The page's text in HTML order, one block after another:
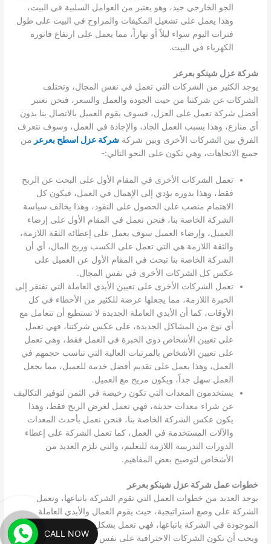
الجو الخارجي جيد، وهو يعتبر من العوامل السلبية في البيت،
وهذا يعمل على تشغيل المكيفات والمراوح في البيت على طول
فترات اليوم سواء ليلاً أو نهاراً، مما يعمل على ارتفاع فاتوره
الكهرباء في البيت.
شركة عزل شينكو بعرعر
يوجد الكثير من الشركات التي تعمل في نفس المجال، وتختلف
الشركات عن شركتنا من حيث الجودة والعمل والسعر، فنحن نعتبر
أفضل شركة تعمل على العزل، فسوف يقوم العميل بالاتصال بنا بدون
أي منازع، وهذا بسبب العمل الجاد، والإجادة في العمل، وسوف نتعرف
الفرق بين الشركات الأخرى وبين شركةشركة عزل اسطح بعرعر من
جميع الاتجاهات، وهي تكون على النحو التالي:-
تعمل الشركات الأخرى في المقام الأول على البحث عن الربح
فقط، وهذا بدوره يؤدي إلى الإهمال في العمل، فيكون كل
الاهتمام منصب على الحصول على النقود، وهذا يخالف سياسة
الشركة الخاصة بنا، فنحن نعمل في المقام الأول على إرضاء
العميل، وإرضاء العميل سوف يعمل على إعطائه الثقة اللازمة،
والثقة اللازمة هي التي تعمل على الكسب وربح المال، أي أن
الشركة الخاصة بنا تبحث في المقام الأول عن العميل على
عكس كل الشركات الأخرى في نفس المجال.
تعمل الشركات الأخرى على تعيين الأيدي العاملة التي تفتقر إلى
الخبرة اللازمة، مما يجعلها عرضة للكثير من الأخطاء في كل
الأوقات، كما أن الأيدي العاملة الجديدة لا تستطيع أن تتعامل مع
أي نوع من المشاكل الجديدة، على عكس شركتنا، فهي تعمل
على تعيين الأشخاص ذوي الخبرة في العمل فقط، وهي تعمل
على تعيين الأشخاص بالمرتبات العالية التي تناسب حجمهم في
العمل، وهذا يعمل على تقديم أفضل خدمة للعميل، مما يجعل
العمل سهل جداً، ويكون مريح مع العميل.
يستخدمون المعدات التي تكون رخيصة في الثمن لتوفير التكاليف
عن شراء معدات حديثة، فهي تعمل لغرض الربح فقط، وهذا
يكون عكس الشركة الخاصة بنا، فنحن نعمل بأحدث المعدات
والآلات المستخدمة في العمل، كما تعمل الشركة على إعطاء
الدورات التدريبية اللازمة للتعليم، والتي تلزم العديد من
الأشخاص لتوضيح بعض المفاهيم.
خطوات عمل شركة عزل شينكو بعرعر
يوجد العديد من خطوات العمل التي تقوم الشركة باتباعها، وتعمل
الشركة على وضع استراتيجية، حيث يقوم العمال والأيدي العاملة
الموجودة في الشركة باتباعها، فهي تعمل بشكل منظم وغير عشوائي،
ويحب أن تكون الشركات الاحترافية على نفس المنوال، حيث يتم وضع
CALL NOW